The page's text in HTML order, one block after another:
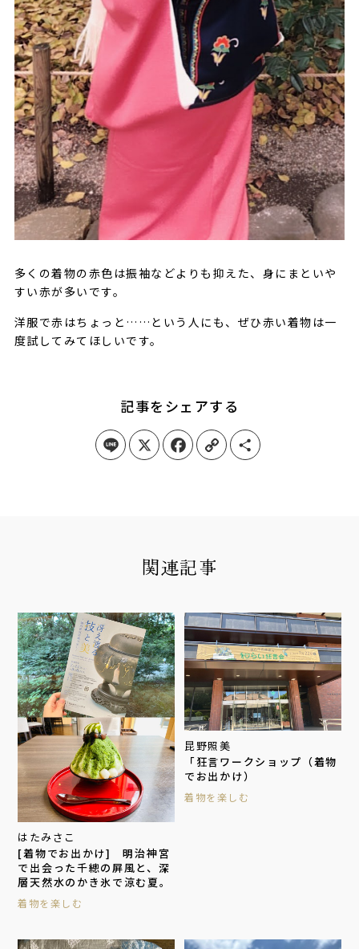
多くの着物の赤色は振袖などよりも抑えた、身にまといや
すい赤が多いです。
洋服で赤はちょっと……という人にも、ぜひ赤い着物は一
度試してみてほしいです。
記事をシェアする
Line X Facebook Copy Link Share
関連記事
はたみさこ
[着物でお出かけ] 明治神宮
で出会った千總の屏風と、深
層天然水のかき氷で涼む夏。
着物を楽しむ
昆野照美
「狂言ワークショップ（着物
でお出かけ）
着物を楽しむ